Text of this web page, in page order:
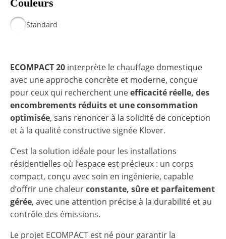
Couleurs
Standard
ECOMPACT 20 interprète le chauffage domestique
avec une approche concrète et moderne, conçue
pour ceux qui recherchent uneefficacité réelle, des
encombrements réduits et une consommation
optimisée, sans renoncer à la solidité de conception
et à la qualité constructive signée Klover.
C’est la solution idéale pour les installations
résidentielles où l’espace est précieux : un corps
compact, conçu avec soin en ingénierie, capable
d’offrir une chaleurconstante, sûre et parfaitement
gérée, avec une attention précise à la durabilité et au
contrôle des émissions.
Le projet ECOMPACT est né pour garantir la